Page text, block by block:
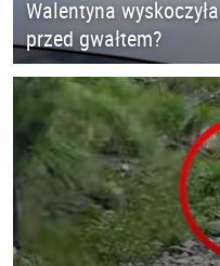
Walentyna
przed gwałtem?